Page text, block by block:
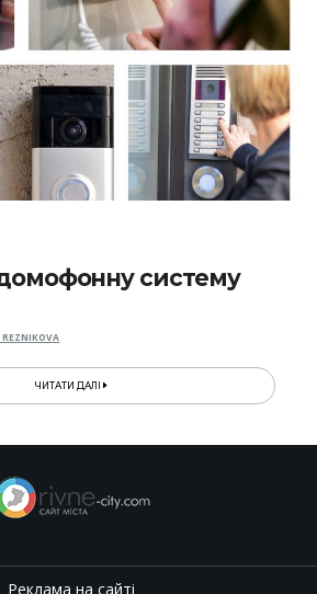
систему
ЧИТАТИ ДАЛІ
Реклама на сайті